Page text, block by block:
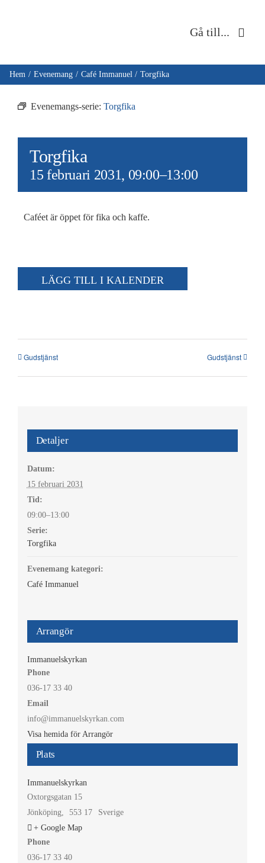
Gå till...
Hem
Om oss
Musik & kultur
Barn & unga
Kalender
Hem Evenemang Café Immanuel Torgfika
Evenemangs-serie: Torgfika
Torgfika
15 februari 2031, 09:00–13:00
Caféet är öppet för fika och kaffe.
LÄGG TILL I KALENDER
Gudstjänst Gudstjänst
Detaljer
Datum:
15 februari 2031
Tid:
09:00–13:00
Serie:
Torgfika
Evenemang kategori:
Café Immanuel
Plats
Immanuelskyrkan
Oxtorgsgatan 15
Jönköping, 553 17
Sverige
+ Google Map
Phone
036-17 33 40
Arrangör
Immanuelskyrkan
Phone
036-17 33 40
Email
info@immanuelskyrkan.com
Visa hemida för Arrangör